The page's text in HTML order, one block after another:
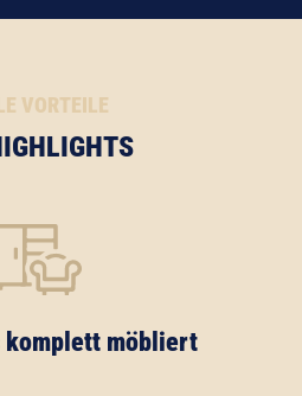
VORTEILE
komplett möbliert